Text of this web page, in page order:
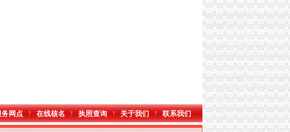
务网点 在线核名 执照查询 关于我们 联系我们